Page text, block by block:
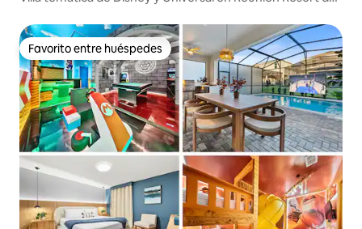
Favorito entre huéspedes
Favorito entre huéspedes